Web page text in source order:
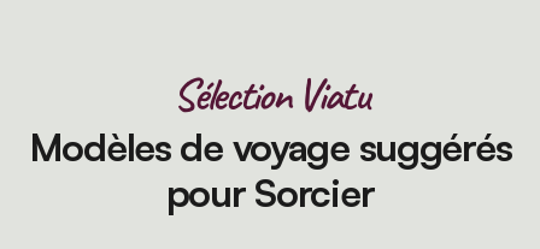
Sélection Viatu
Modèles de voyage suggérés
pour Sorcier